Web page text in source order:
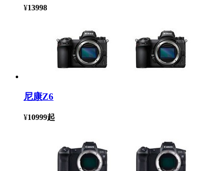
¥13998
尼康Z6
¥10999起